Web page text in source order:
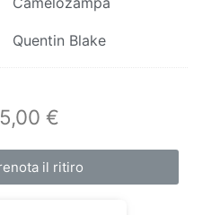
Quentin Blake
€
il ritiro